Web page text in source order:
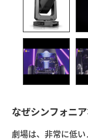
なぜシンフォニ
劇場は、非常に低